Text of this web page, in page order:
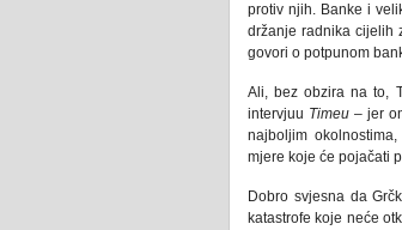
protiv njih. Banke i
držanje radnika cijelih
govori o potpunom
Ali, bez obzira na to,
intervjuu Timeu – jer
najboljim
mjere koje će pojačati
Dobro svjesna da
katastrofe koje neće